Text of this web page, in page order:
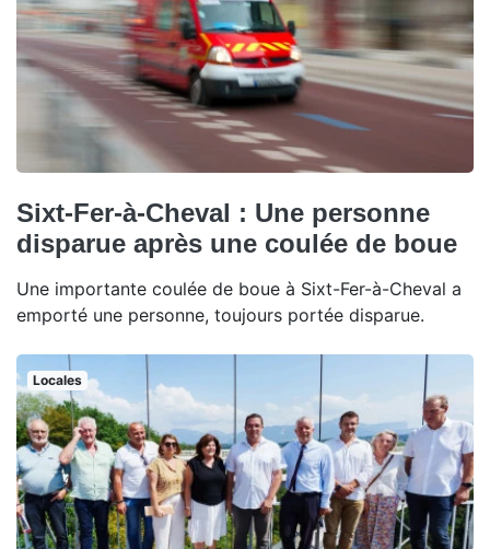
Sixt-Fer-à-Cheval : Une personne
disparue après une coulée de boue
Une importante coulée de boue à Sixt-Fer-à-Cheval a
emporté une personne, toujours portée disparue.
Locales